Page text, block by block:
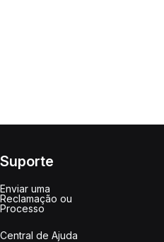
Suporte
Enviar uma
Reclamação ou
Processo
Central de Ajuda